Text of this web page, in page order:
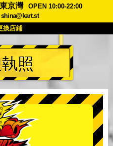
京灣
OPEN 10:00-22:00
shina@kart.st
換店鋪
頁
格 價格
預訂
店鋪
照